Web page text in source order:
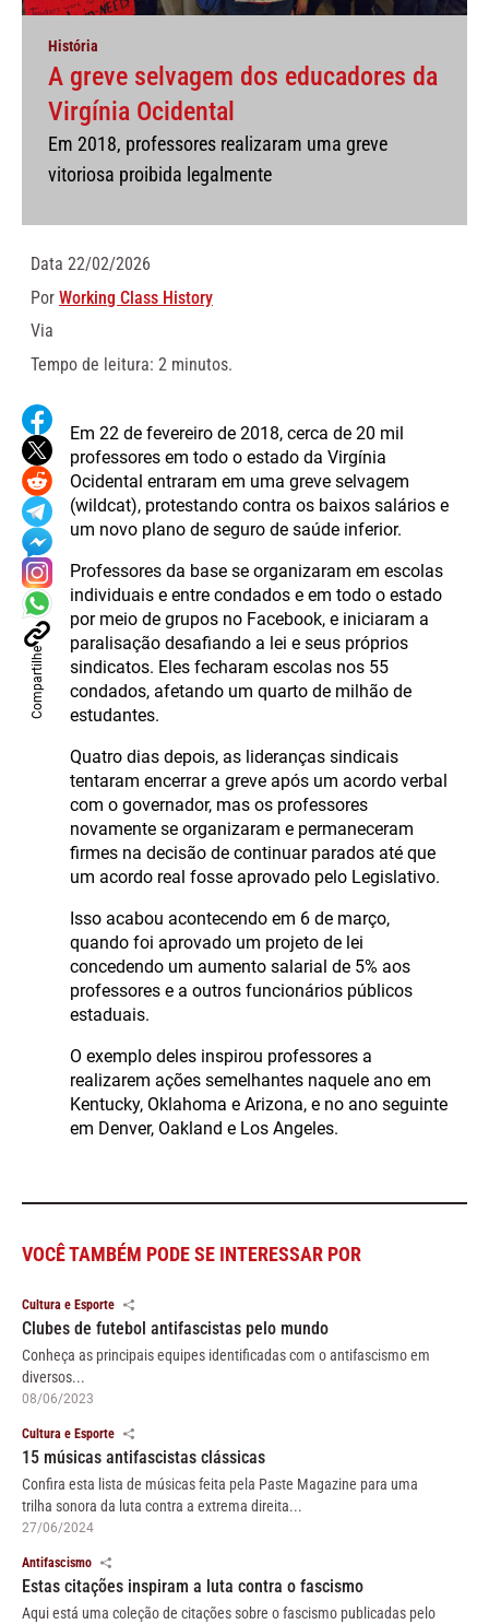
História
A greve selvagem dos educadores da
Virgínia Ocidental
Em 2018, professores realizaram uma greve
vitoriosa proibida legalmente
Data 22/02/2026
Por Working Class History
Via
Tempo de leitura: 2 minutos.
Compartilhe
Em 22 de fevereiro de 2018, cerca de 20 mil
professores em todo o estado da Virgínia
Ocidental entraram em uma greve selvagem
(wildcat), protestando contra os baixos salários e
um novo plano de seguro de saúde inferior.
Professores da base se organizaram em escolas
individuais e entre condados e em todo o estado
por meio de grupos no Facebook, e iniciaram a
paralisação desafiando a lei e seus próprios
sindicatos. Eles fecharam escolas nos 55
condados, afetando um quarto de milhão de
estudantes.
Quatro dias depois, as lideranças sindicais
tentaram encerrar a greve após um acordo verbal
com o governador, mas os professores
novamente se organizaram e permaneceram
firmes na decisão de continuar parados até que
um acordo real fosse aprovado pelo Legislativo.
Isso acabou acontecendo em 6 de março,
quando foi aprovado um projeto de lei
concedendo um aumento salarial de 5% aos
professores e a outros funcionários públicos
estaduais.
O exemplo deles inspirou professores a
realizarem ações semelhantes naquele ano em
Kentucky, Oklahoma e Arizona, e no ano seguinte
em Denver, Oakland e Los Angeles.
VOCÊ TAMBÉM PODE SE INTERESSAR POR
Cultura e Esporte
Clubes de futebol antifascistas pelo mundo
Conheça as principais equipes identificadas com o antifascismo em
diversos...
08/06/2023
Cultura e Esporte
15 músicas antifascistas clássicas
Confira esta lista de músicas feita pela Paste Magazine para uma
trilha sonora da luta contra a extrema direita...
27/06/2024
Antifascismo
Estas citações inspiram a luta contra o fascismo
Aqui está uma coleção de citações sobre o fascismo publicadas pelo